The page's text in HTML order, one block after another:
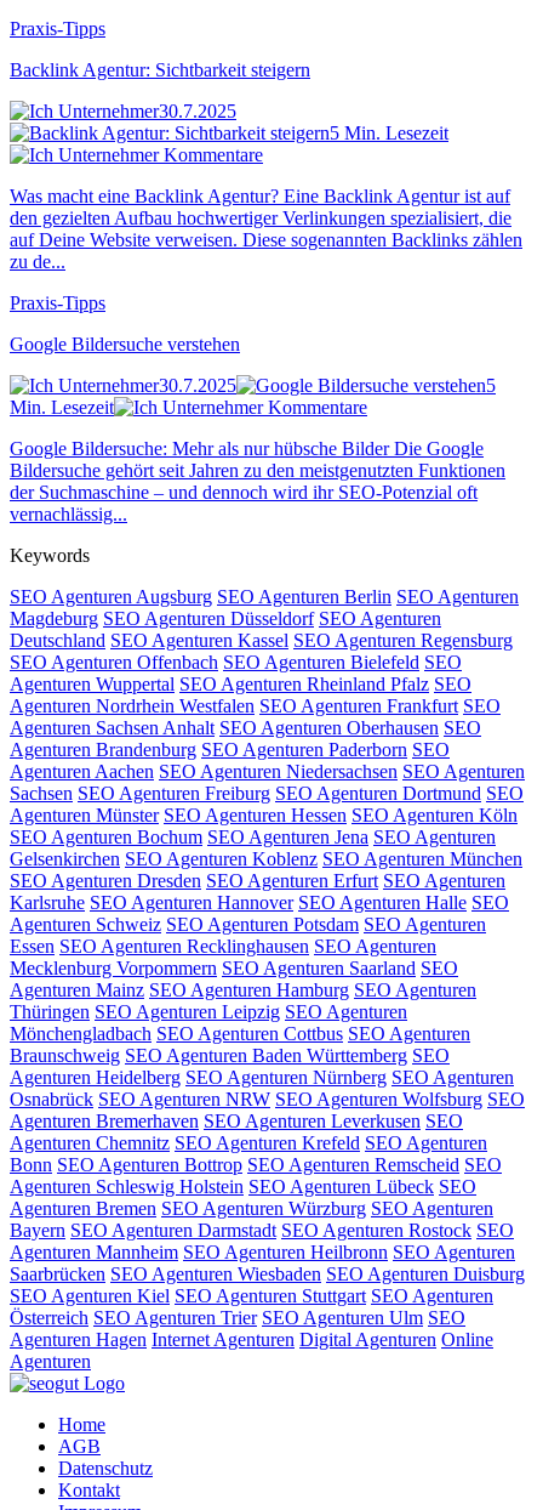
Praxis-Tipps
Backlink Agentur: Sichtbarkeit steigern
30.7.2025
5 Min. Lesezeit
Kommentare
Was macht eine Backlink Agentur? Eine Backlink Agentur ist auf
den gezielten Aufbau hochwertiger Verlinkungen spezialisiert, die
auf Deine Website verweisen. Diese sogenannten Backlinks zählen
zu de...
Praxis-Tipps
Google Bildersuche verstehen
30.7.2025
5
Min. Lesezeit
Kommentare
Google Bildersuche: Mehr als nur hübsche Bilder Die Google
Bildersuche gehört seit Jahren zu den meistgenutzten Funktionen
der Suchmaschine – und dennoch wird ihr SEO-Potenzial oft
vernachlässig...
Keywords
SEO Agenturen Augsburg SEO Agenturen Berlin SEO Agenturen
Magdeburg SEO Agenturen Düsseldorf SEO Agenturen
Deutschland SEO Agenturen Kassel SEO Agenturen Regensburg
SEO Agenturen Offenbach SEO Agenturen Bielefeld SEO
Agenturen Wuppertal SEO Agenturen Rheinland Pfalz SEO
Agenturen Nordrhein Westfalen SEO Agenturen Frankfurt SEO
Agenturen Sachsen Anhalt SEO Agenturen Oberhausen SEO
Agenturen Brandenburg SEO Agenturen Paderborn SEO
Agenturen Aachen SEO Agenturen Niedersachsen SEO Agenturen
Sachsen SEO Agenturen Freiburg SEO Agenturen Dortmund SEO
Agenturen Münster SEO Agenturen Hessen SEO Agenturen Köln
SEO Agenturen Bochum SEO Agenturen Jena SEO Agenturen
Gelsenkirchen SEO Agenturen Koblenz SEO Agenturen München
SEO Agenturen Dresden SEO Agenturen Erfurt SEO Agenturen
Karlsruhe SEO Agenturen Hannover SEO Agenturen Halle SEO
Agenturen Schweiz SEO Agenturen Potsdam SEO Agenturen
Essen SEO Agenturen Recklinghausen SEO Agenturen
Mecklenburg Vorpommern SEO Agenturen Saarland SEO
Agenturen Mainz SEO Agenturen Hamburg SEO Agenturen
Thüringen SEO Agenturen Leipzig SEO Agenturen
Mönchengladbach SEO Agenturen Cottbus SEO Agenturen
Braunschweig SEO Agenturen Baden Württemberg SEO
Agenturen Heidelberg SEO Agenturen Nürnberg SEO Agenturen
Osnabrück SEO Agenturen NRW SEO Agenturen Wolfsburg SEO
Agenturen Bremerhaven SEO Agenturen Leverkusen SEO
Agenturen Chemnitz SEO Agenturen Krefeld SEO Agenturen
Bonn SEO Agenturen Bottrop SEO Agenturen Remscheid SEO
Agenturen Schleswig Holstein SEO Agenturen Lübeck SEO
Agenturen Bremen SEO Agenturen Würzburg SEO Agenturen
Bayern SEO Agenturen Darmstadt SEO Agenturen Rostock SEO
Agenturen Mannheim SEO Agenturen Heilbronn SEO Agenturen
Saarbrücken SEO Agenturen Wiesbaden SEO Agenturen Duisburg
SEO Agenturen Kiel SEO Agenturen Stuttgart SEO Agenturen
Österreich SEO Agenturen Trier SEO Agenturen Ulm SEO
Agenturen Hagen Internet Agenturen Digital Agenturen Online
Agenturen
Home
AGB
Datenschutz
Kontakt